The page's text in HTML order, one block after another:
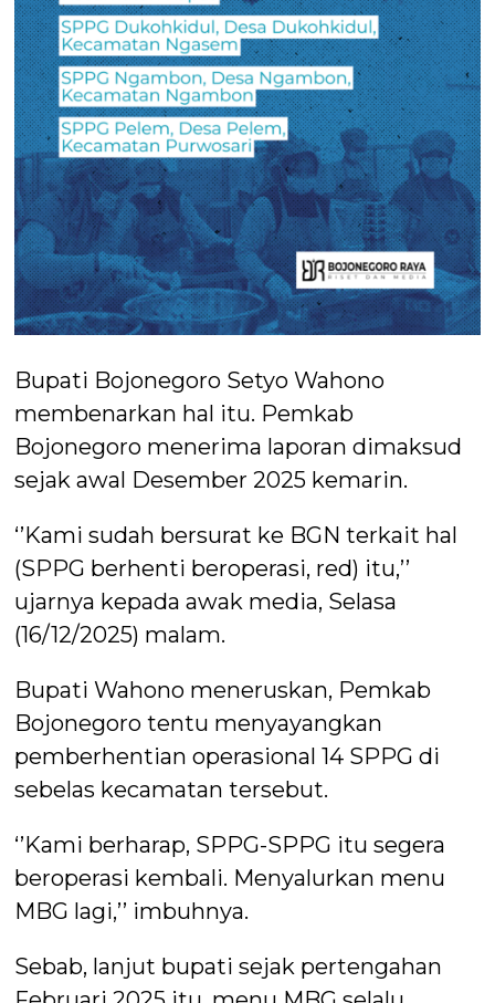
Bupati Bojonegoro Setyo Wahono
membenarkan hal itu. Pemkab
Bojonegoro menerima laporan dimaksud
sejak awal Desember 2025 kemarin.
‘’Kami sudah bersurat ke BGN terkait hal
(SPPG berhenti beroperasi, red) itu,’’
ujarnya kepada awak media, Selasa
(16/12/2025) malam.
Bupati Wahono meneruskan, Pemkab
Bojonegoro tentu menyayangkan
pemberhentian operasional 14 SPPG di
sebelas kecamatan tersebut.
‘’Kami berharap, SPPG-SPPG itu segera
beroperasi kembali. Menyalurkan menu
MBG lagi,’’ imbuhnya.
Sebab, lanjut bupati sejak pertengahan